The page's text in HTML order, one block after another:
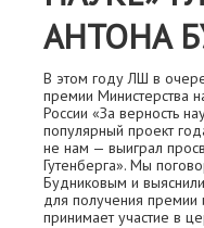
АНТОНА
В этом году ЛШ в
премии Министерства
России «За верность
популярный проект
не нам — выиграл
Гутенберга». Мы
Будниковым и
для получения премии
принимает участие в